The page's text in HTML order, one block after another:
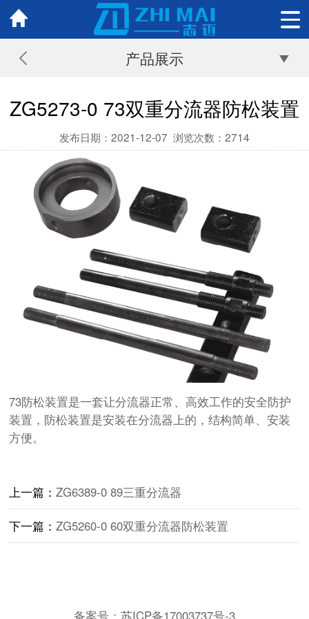
产品展示
ZG5273-0 73双重分流器防松装置
发布日期：2021-12-07 浏览次数：2714
73防松装置是一套让分流器正常、高效工作的安全防护
装置，防松装置是安装在分流器上的，结构简单、安装
方便。
上一篇：ZG6389-0 89三重分流器
下一篇：ZG5260-0 60双重分流器防松装置
备案号： 苏ICP备17003737号-3